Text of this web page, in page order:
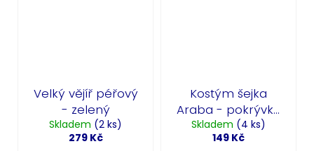
Velký vějíř péřový
- zelený
Skladem (2 ks)
279 Kč
Kostým šejka
Araba - pokrývka
hlavy, bradka a
brýle
Skladem (4 ks)
149 Kč